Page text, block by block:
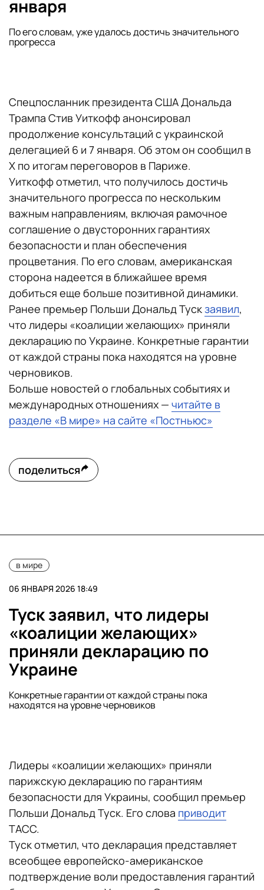
января
По его словам, уже удалось достичь значительного
прогресса
Спецпосланник президента США Дональда
Трампа Стив Уиткофф анонсировал
продолжение консультаций с украинской
делегацией 6 и 7 января. Об этом он сообщил в
Х по итогам переговоров в Париже.
Уиткофф отметил, что получилось достичь
значительного прогресса по нескольким
важным направлениям, включая рамочное
соглашение о двусторонних гарантиях
безопасности и план обеспечения
процветания. По его словам, американская
сторона надеется в ближайшее время
добиться еще больше позитивной динамики.
Ранее премьер Польши Дональд Тускзаявил,
что лидеры «коалиции желающих» приняли
декларацию по Украине. Конкретные гарантии
от каждой страны пока находятся на уровне
черновиков.
Больше новостей о глобальных событиях и
международных отношениях — читайте в
разделе «В мире» на сайте «Постньюс»
поделиться
в мире
06 ЯНВАРЯ 2026 18:49
Туск заявил, что лидеры
«коалиции желающих»
приняли декларацию по
Украине
Конкретные гарантии от каждой страны пока
находятся на уровне черновиков
Лидеры «коалиции желающих» приняли
парижскую декларацию по гарантиям
безопасности для Украины, сообщил премьер
Польши Дональд Туск. Его слова приводит
ТАСС.
Туск отметил, что декларация представляет
всеобщее европейско-американское
подтверждение воли предоставления гарантий